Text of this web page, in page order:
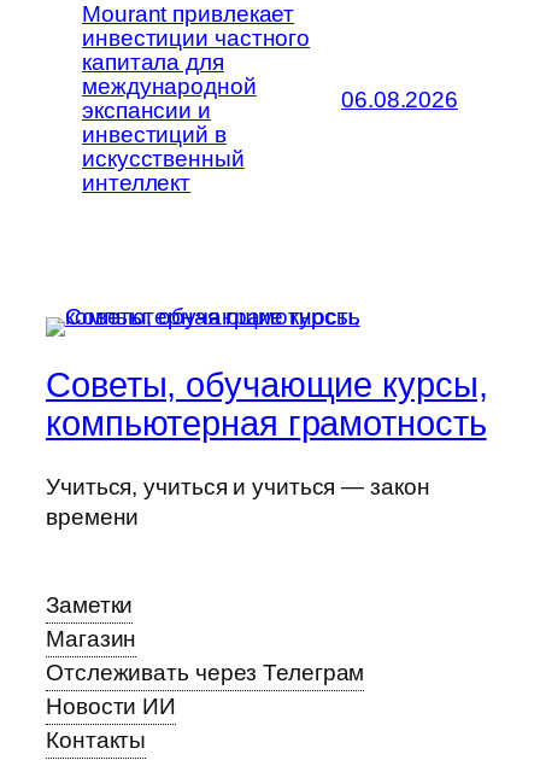
Mourant привлекает
инвестиции частного
капитала для
международной
экспансии и
инвестиций в
искусственный
интеллект
06.08.2026
Советы, обучающие курсы,
компьютерная грамотность
Учиться, учиться и учиться — закон
времени
Заметки
Магазин
Отслеживать через Телеграм
Новости ИИ
Контакты